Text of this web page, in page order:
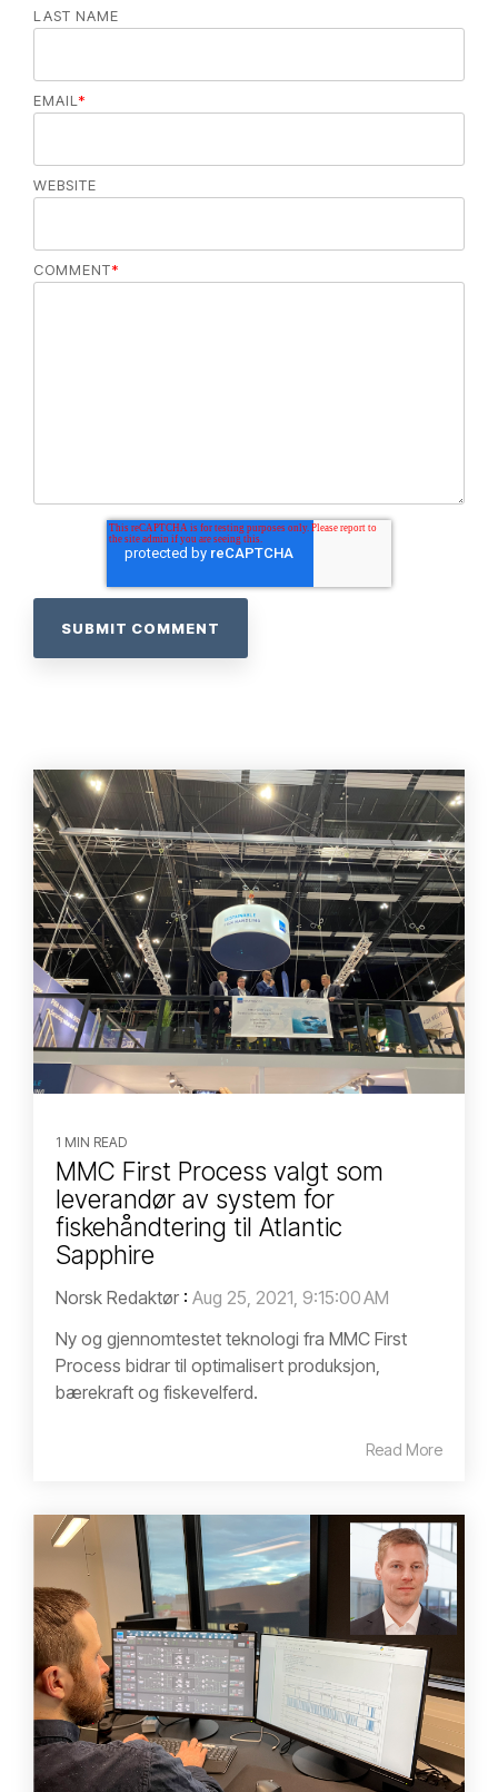
LAST NAME
EMAIL*
WEBSITE
COMMENT*
1 MIN READ
MMC First Process valgt som
leverandør av system for
fiskehåndtering til Atlantic
Sapphire
Norsk Redaktør : Aug 25, 2021, 9:15:00 AM
Ny og gjennomtestet teknologi fra MMC First
Process bidrar til optimalisert produksjon,
bærekraft og fiskevelferd.
Read More